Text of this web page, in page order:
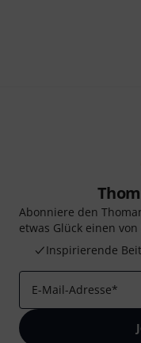
Abonniere den
etwas Glück einen von
Inspirierende
E-Mail-Adresse*